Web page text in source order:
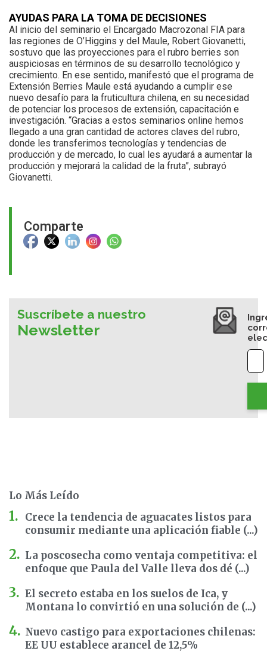
Comparte
AYUDAS PARA LA TOMA DE DECISIONES
Al inicio del seminario el Encargado Macrozonal FIA para
las regiones de O’Higgins y del Maule, Robert Giovanetti,
sostuvo que las proyecciones para el rubro berries son
auspiciosas en términos de su desarrollo tecnológico y
crecimiento. En ese sentido, manifestó que el programa de
Extensión Berries Maule está ayudando a cumplir ese
nuevo desafío para la fruticultura chilena, en su necesidad
de potenciar los procesos de extensión, capacitación e
investigación. “Gracias a estos seminarios online hemos
llegado a una gran cantidad de actores claves del rubro,
donde les transferimos tecnologías y tendencias de
producción y de mercado, lo cual les ayudará a aumentar la
producción y mejorará la calidad de la fruta”, subrayó
Giovanetti.
Suscríbete a nuestro
Newsletter
Lo Más Leído
Crece la tendencia de aguacates listos para
consumir mediante una aplicación fiable (...)
La poscosecha como ventaja competitiva: el
enfoque que Paula del Valle lleva dos dé (...)
El secreto estaba en los suelos de Ica, y
Montana lo convirtió en una solución de (...)
Nuevo castigo para exportaciones chilenas:
EE UU establece arancel de 12,5%